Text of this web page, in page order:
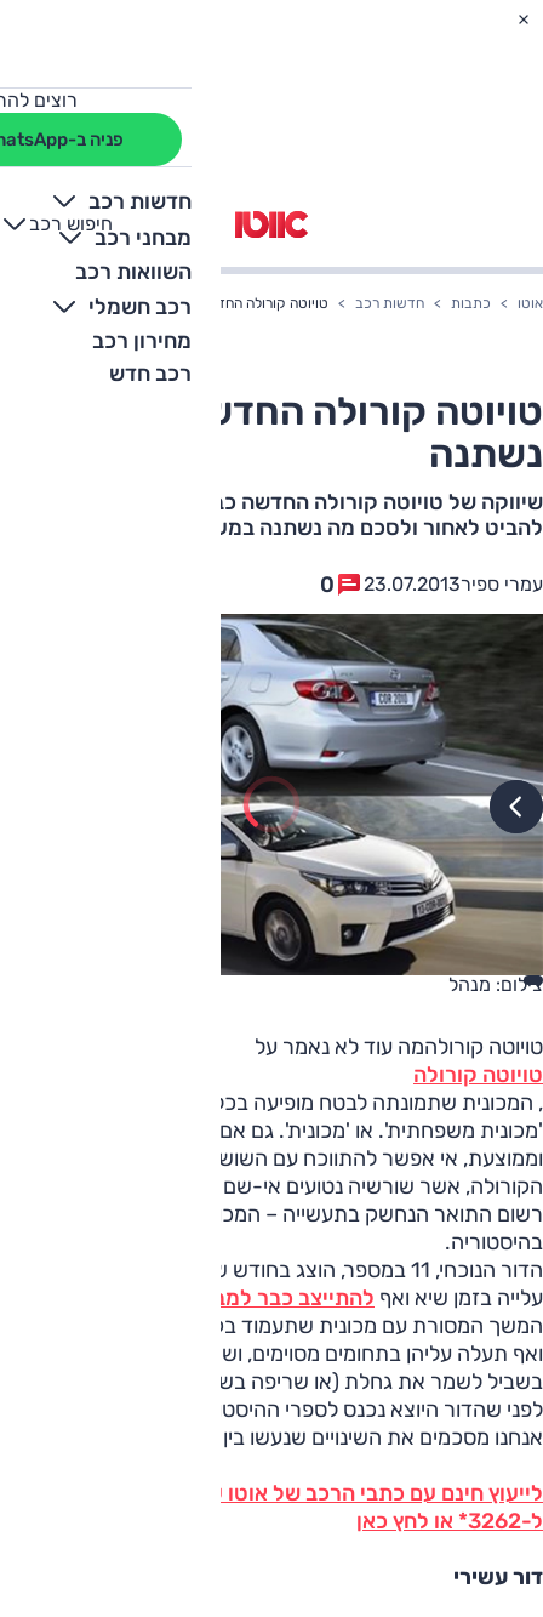
רוצים
פניה ב-WhatsApp
חדשות רכב
מבחני רכב
השוואות רכב
רכב חשמלי
מחירון רכב
רכב חדש
חיפוש רכב
+
-
אוטו כתבות חדשות רכב טויוטה קורולה החדשה – מה נשתנה
טויוטה קורולה החדשה – מה
נשתנה
שיווקה של טויוטה קורולה החדשה כבר החל ואנחנו ממהרים
להביט לאחור ולסכם מה נשתנה במעבר בין הדורות
עמרי ספיר23.07.2013
0
צילום: מנהל
טויוטה קורולהמה עוד לא נאמר על
טויוטה קורולה
, המכונית שתמונתה לבטח מופיעה בכל מילון לצד ההגדרה
'מכונית משפחתית'. או 'מכונית'. גם אם יש שיכנו אותה אפורה
וממוצעת, אי אפשר להתווכח עם השושלת המפוארת של
רשום התואר הנחשק בתעשייה – המכונית הכי נמכרת
בהיסטוריה.
הדור הנוכחי, 11 במספר, הוצג בחודש שעבר (יוני), הספיק לעשות
עלייה בזמן שיא ואף להתייצב כבר למבחן דרכים
המשך המסורת עם מכונית שתעמוד בקנה אחד עם מתחרותיה
ואף תעלה עליהן בתחומים מסוימים, ושתקסום ללקוחות הקיימים
בשביל לשמר את גחלת (או שריפה בשדה קוצים) המכירות. רגע
לפני שהדור היוצא נכנס לספרי ההיסטוריה ולמודעות יד שנייה,
אנחנו מסכמים את השינויים שנעשו בין שני הדורות.
לייעוץ חינם עם כתבי הרכב של אוטו על טויוטה קורולה חייג
ל-3262* או לחץ כאן
דור עשירי